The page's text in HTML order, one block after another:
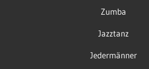
Zumba
Jazztanz
Jedermänner